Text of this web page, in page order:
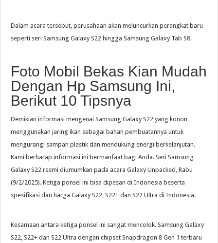
Dalam acara tersebut, perusahaan akan meluncurkan perangkat baru
seperti seri Samsung Galaxy S22 hingga Samsung Galaxy Tab S8.
Foto Mobil Bekas Kian Mudah
Dengan Hp Samsung Ini,
Berikut 10 Tipsnya
Demikian informasi mengenai Samsung Galaxy S22 yang konon
menggunakan jaring ikan sebagai bahan pembuatannya untuk
mengurangi sampah plastik dan mendukung energi berkelanjutan.
Kami berharap informasi ini bermanfaat bagi Anda. Seri Samsung
Galaxy S22 resmi diumumkan pada acara Galaxy Unpacked, Rabu
(9/2/2025). Ketiga ponsel ini bisa dipesan di Indonesia beserta
spesifikasi dan harga Galaxy S22, S22+ dan S22 Ultra di Indonesia.
Kesamaan antara ketiga ponsel ini sangat mencolok. Samsung Galaxy
S22, S22+ dan S22 Ultra dengan chipset Snapdragon 8 Gen 1 terbaru